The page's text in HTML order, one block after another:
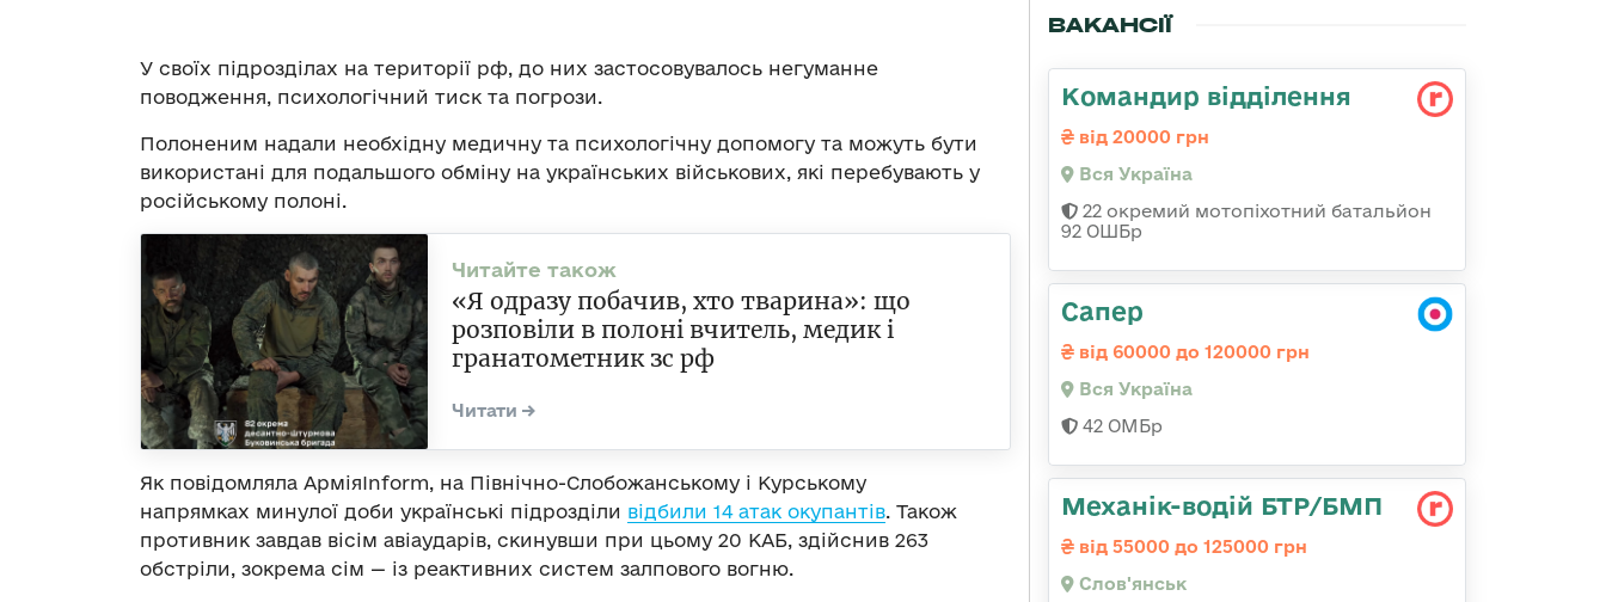
У своїх підрозділах на території рф, до них застосовувалось негуманне
поводження, психологічний тиск та погрози.
Полоненим надали необхідну медичну та психологічну допомогу та можуть бути
використані для подальшого обміну на українських військових, які перебувають у
російському полоні.
«Я одразу побачив, хто тварина»: що
розповіли в полоні вчитель, медик і
гранатометник зс рф
Як повідомляла АрміяInform, на Північно-Слобожанському і Курському
напрямках минулої доби українські підрозділи відбили 14 атак окупантів. Також
противник завдав вісім авіаударів, скинувши при цьому 20 КАБ, здійснив 263
обстріли, зокрема сім — із реактивних систем залпового вогню.
ВАКАНСІЇ
Командир відділення
від 20000 грн
Вся Україна
22 окремий мотопіхотний батальйон
92 ОШБр
Сапер
від 60000 до 120000 грн
Вся Україна
42 ОМБр
Механік-водій БТР/БМП
від 55000 до 125000 грн
Слов'янськ